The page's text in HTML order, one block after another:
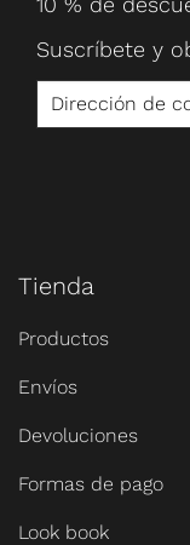
Suscríbete y
Tienda
Productos
Envíos
Devoluciones
Formas de pago
Look book